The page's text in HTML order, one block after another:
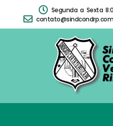
Segunda a Sexta